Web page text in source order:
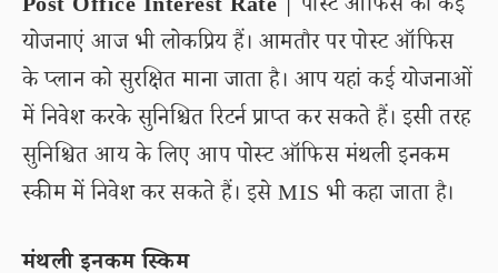
Post Office Interest Rate | पोस्ट ऑफिस की कई
योजनाएं आज भी लोकप्रिय हैं। आमतौर पर पोस्ट ऑफिस
के प्लान को सुरक्षित माना जाता है। आप यहां कई योजनाओं
में निवेश करके सुनिश्चित रिटर्न प्राप्त कर सकते हैं। इसी तरह
सुनिश्चित आय के लिए आप पोस्ट ऑफिस मंथली इनकम
स्कीम में निवेश कर सकते हैं। इसे MIS भी कहा जाता है।
मंथली इनकम स्किम